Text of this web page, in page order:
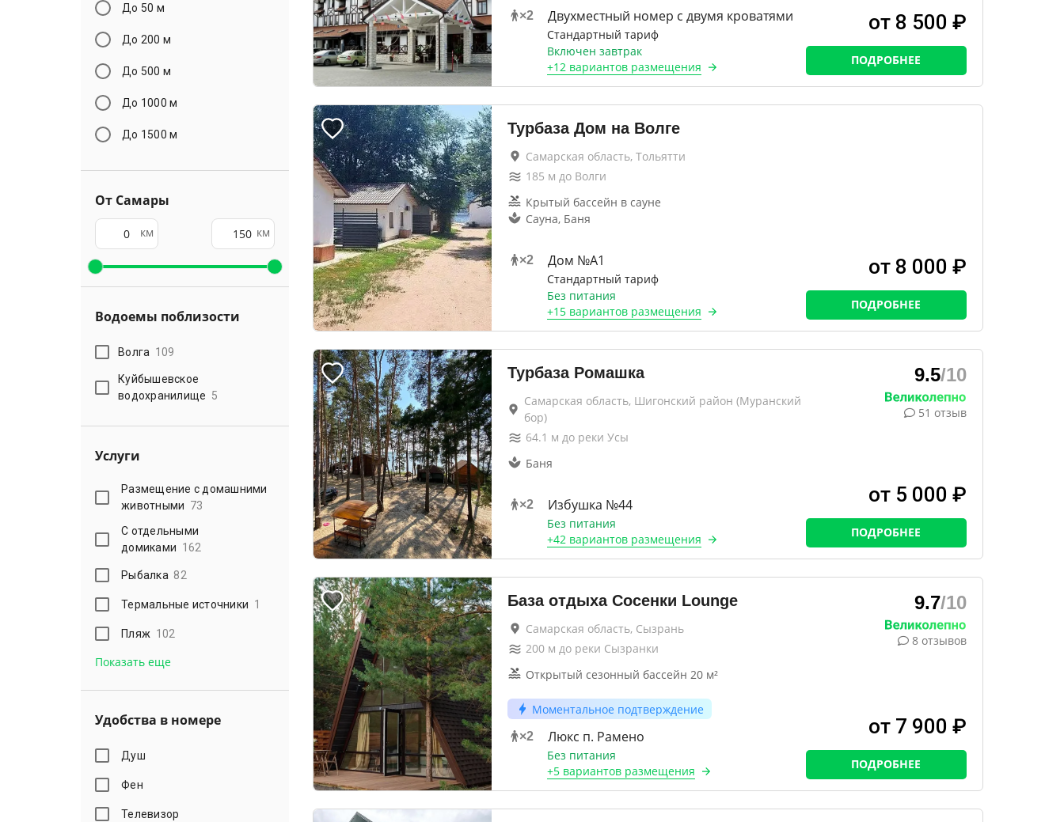
До 50 м
До 200 м
До 500 м
До 1000 м
До 1500 м
От Самары
км км
Водоемы поблизости
Волга 109
Куйбышевское
водохранилище 5
Услуги
Размещение с домашними
животными 73
С отдельными
домиками 162
Рыбалка 82
Термальные источники 1
Пляж 102
Показать еще
Удобства в номере
Душ
Фен
Телевизор
×2 Двухместный номер с двумя кроватями
Стандартный тариф
Включен завтрак
+12 вариантовразмещения
от 8 500 ₽
ПОДРОБНЕЕ
Турбаза Дом на Волге
Самарская область, Тольятти
185 м до Волги
Крытый бассейн в сауне
Сауна, Баня
×2 Дом №А1
Стандартный тариф
Без питания
+15 вариантовразмещения
от 8 000 ₽
ПОДРОБНЕЕ
Турбаза Ромашка
Самарская область, Шигонский район (Муранский
бор)
64.1 м до реки Усы
Баня
×2 Избушка №44
Без питания
+42 вариантовразмещения
9.5/10
51 отзыв
от 5 000 ₽
ПОДРОБНЕЕ
База отдыха Сосенки Lounge
Самарская область, Сызрань
200м до реки Сызранки
Открытый сезонный бассейн 20 м²
Моментальное подтверждение
×2 Люкс п. Рамено
Без питания
+5 вариантовразмещения
9.7/10
8 отзывов
от 7 900 ₽
ПОДРОБНЕЕ